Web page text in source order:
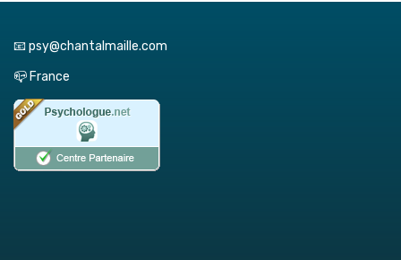
📧 psy@chantalmaille.com
📪 France